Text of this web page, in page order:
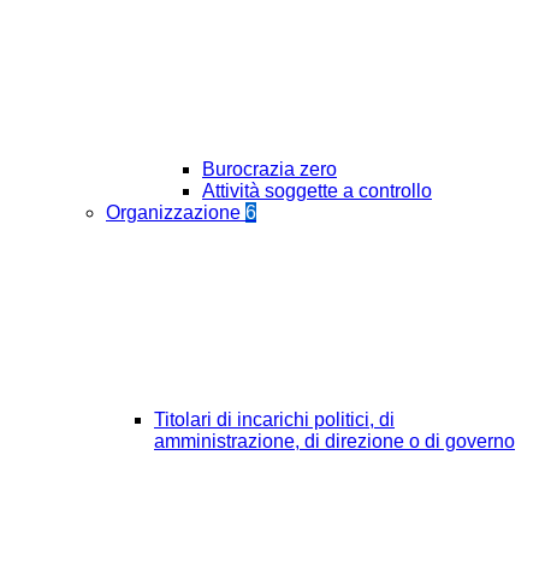
Burocrazia zero
Attività soggette a controllo
Organizzazione 6
Titolari di incarichi politici, di
amministrazione, di direzione o di governo